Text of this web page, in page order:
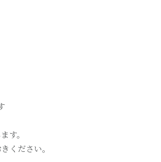
す。
ください。